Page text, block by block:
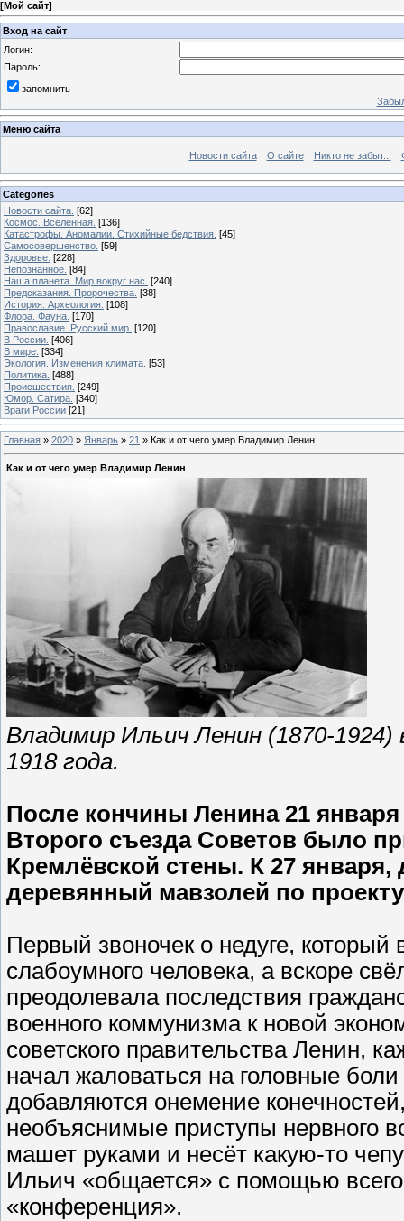
[Мой сайт]
Вход на сайт
Логин:
Пароль:
запомнить
Меню сайта
Новости сайта О сайте Никто не забыт...
Categories
Новости сайта. [62]
Космос. Вселенная. [136]
Катастрофы. Аномалии. Стихийные бедствия. [45]
Самосовершенство. [59]
Здоровье. [228]
Непознанное. [84]
Наша планета. Мир вокруг нас. [240]
Предсказания. Пророчества. [38]
История. Археология. [108]
Флора. Фауна. [170]
Православие. Русский мир. [120]
В России. [406]
В мире. [334]
Экология. Изменения климата. [53]
Политика. [488]
Происшествия. [249]
Юмор. Сатира. [340]
Враги России [21]
Главная » 2020 » Январь » 21 » Как и от чего умер Владимир Ленин
Как и от чего умер Владимир Ленин
Владимир Ильич Ленин (1870-
1918 года.
После кончины Ленина 21 января
Второго съезда Советов было
Кремлёвской стены. К 27
деревянный мавзолей по
Первый звоночек о недуге,
слабоумного человека, а вскоре
преодолевала по­следствия
военного коммунизма к новой
советского правительства Ленин,
начал жаловаться на головные
добавляются онемение
необъяснимые приступы нервного
машет руками и несёт какую-то
Ильич «общается» с помощью
«конференция».